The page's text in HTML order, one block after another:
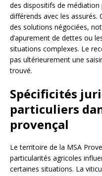
des dispositifs de médiation
différends avec les
des solutions négociées,
d’apurement de dettes ou
situations complexes. Le
pas ultérieurement une
trouvé.
Spécificités
particuliers
provençal
Le territoire de la MSA
particularités agricoles
certaines situations. La